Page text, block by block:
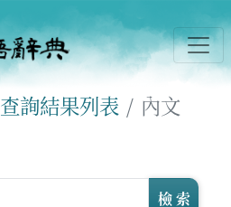
查詢結果列表 內文
檢 索